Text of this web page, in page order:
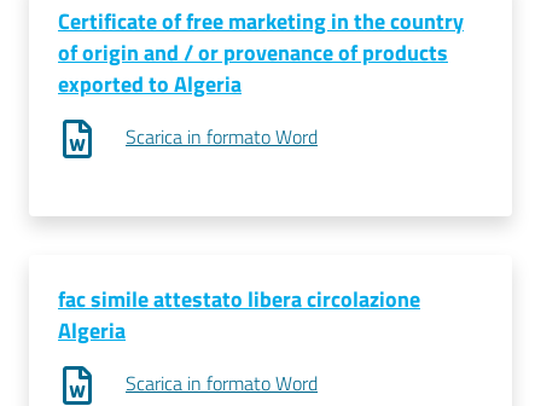
Certificate of free marketing in the country
of origin and / or provenance of products
exported to Algeria
Scarica in formato Word
fac simile attestato libera circolazione
Algeria
Scarica in formato Word